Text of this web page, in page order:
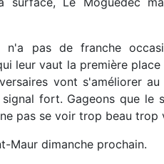
pas de franche
leur vaut la première place
vont s'améliorer
fort. Gageons que le
pas se voir trop beau trop
Maur dimanche prochain.